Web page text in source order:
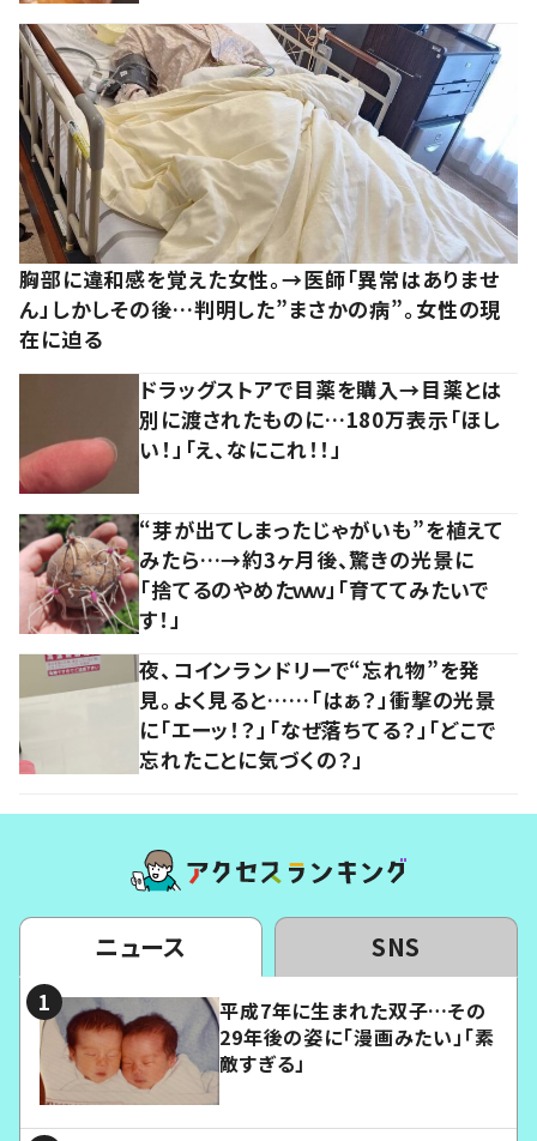
胸部に違和感を覚えた女性。→医師「異常はありませ
ん」しかしその後…判明した”まさかの病”。女性の現
在に迫る
ドラッグストアで目薬を購入→目薬とは
別に渡されたものに…180万表示「ほし
い！」「え、なにこれ！！」
“芽が出てしまったじゃがいも”を植えて
みたら…→約3ヶ月後、驚きの光景に
「捨てるのやめたｗｗ」「育ててみたいで
す！」
夜、コインランドリーで“忘れ物”を発
見。よく見ると……「はぁ？」衝撃の光景
に「エーッ！？」「なぜ落ちてる？」「どこで
忘れたことに気づくの？」
ニュース SNS
平成7年に生まれた双子…その
29年後の姿に「漫画みたい」「素
敵すぎる」